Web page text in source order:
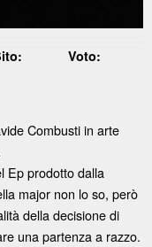
Voto:
Combusti in arte
Ep prodotto dalla
major non lo so, però
della decisione di
una partenza a razzo.